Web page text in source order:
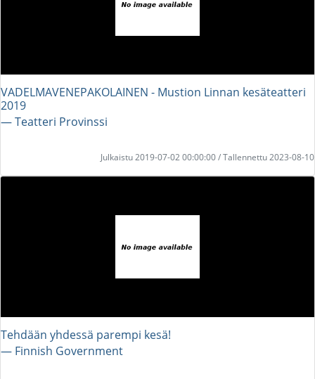
VADELMAVENEPAKOLAINEN - Mustion Linnan kesäteatteri
2019
― Teatteri Provinssi
Julkaistu 2019-07-02 00:00:00 / Tallennettu 2023-08-10
Tehdään yhdessä parempi kesä!
― Finnish Government